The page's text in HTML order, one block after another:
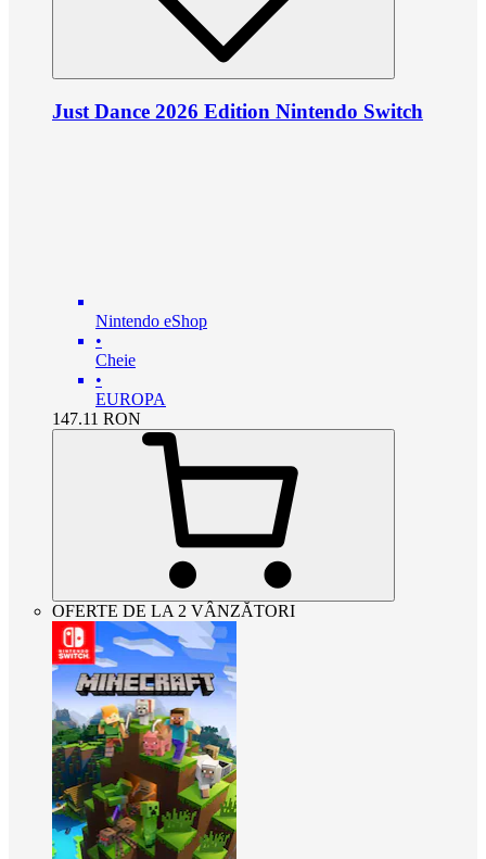
Just Dance 2026 Edition Nintendo Switch
Nintendo eShop
•
Cheie
•
EUROPA
147.11 RON
OFERTE DE LA 2 VÂNZĂTORI